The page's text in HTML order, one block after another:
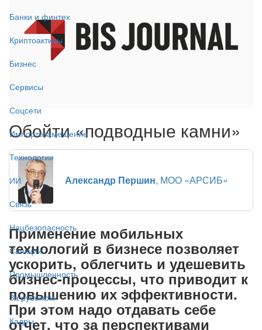
Банки и финтех
Криптоактивы
Бизнес
Сервисы
Соцсети
Импортозамещение
Технологии
ИИ
Связь
Нацбезопасность
Санкции
Промышленность
За рубежом
Кадры
Обойти «подводные камни»
Александр Першин, МОО «АРСИБ»
Применение мобильных
технологий в бизнесе позволяет
ускорить, облегчить и удешевить
бизнес-процессы, что приводит к
повышению их эффективности.
При этом надо отдавать себе
отчет, что за перспективами